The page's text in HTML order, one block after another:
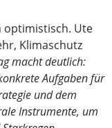
optimistisch. Ute
Klimaschutz
macht deutlich:
Aufgaben für
und dem
Instrumente, um